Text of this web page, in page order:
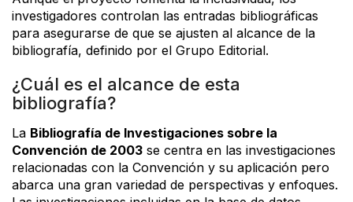
investigadores controlan las entradas bibliográficas
para asegurarse de que se ajusten al alcance de la
bibliografía, definido por el Grupo Editorial.
¿Cuál es el alcance de esta
bibliografía?
La Bibliografía de Investigaciones sobre la
Convención de 2003 se centra en las investigaciones
relacionadas con la Convención y su aplicación pero
abarca una gran variedad de perspectivas y enfoques.